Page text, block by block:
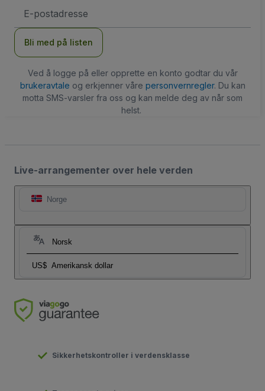
postadresse
Bli med på listen
Ved å logge på eller opprette en konto godtar du vår
brukeravtale og erkjenner våre personvernregler. Du kan
motta SMS-varsler fra oss og kan melde deg av når som
helst.
Live-arrangementer over hele verden
Norge
Norsk
US$ Amerikansk dollar
Sikkerhetskontroller i verdensklasse